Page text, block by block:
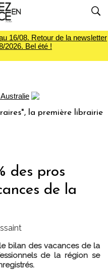
16/08. Retour de la newsletter
2026. Bel été !
première librairie du
des pros
de la
bilan des vacances de la
de la région se